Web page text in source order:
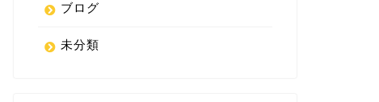
ブログ
未分類